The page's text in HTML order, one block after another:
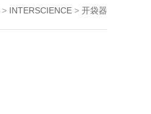
> INTERSCIENCE > 开袋器